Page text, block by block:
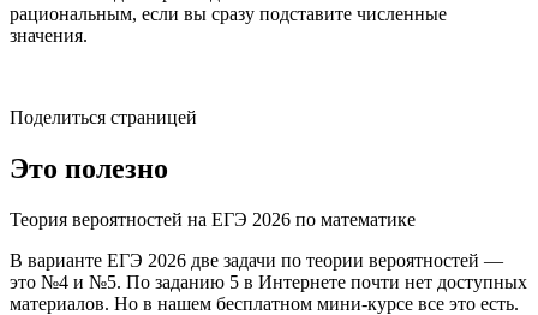
рациональным, если вы сразу подставите численные
значения.
Поделиться страницей
Это полезно
Теория вероятностей на ЕГЭ 2026 по математике
В варианте ЕГЭ 2026 две задачи по теории вероятностей —
это №4 и №5. По заданию 5 в Интернете почти нет доступных
материалов. Но в нашем бесплатном мини-курсе все это есть.